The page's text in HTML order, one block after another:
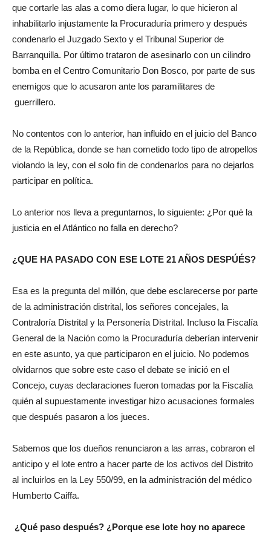
que cortarle las alas a como diera lugar, lo que hicieron al
inhabilitarlo injustamente la Procuraduría primero y después
condenarlo el Juzgado Sexto y el Tribunal Superior de
Barranquilla. Por último trataron de asesinarlo con un cilindro
bomba en el Centro Comunitario Don Bosco, por parte de sus
enemigos que lo acusaron ante los paramilitares de
guerrillero.
No contentos con lo anterior, han influido en el juicio del Banco
de la República, donde se han cometido todo tipo de atropellos
violando la ley, con el solo fin de condenarlos para no dejarlos
participar en política.
Lo anterior nos lleva a preguntarnos, lo siguiente: ¿Por qué la
justicia en el Atlántico no falla en derecho?
¿QUE HA PASADO CON ESE LOTE 21 AÑOS DESPÚÉS?
Esa es la pregunta del millón, que debe esclarecerse por parte
de la administración distrital, los señores concejales, la
Contraloría Distrital y la Personería Distrital. Incluso la Fiscalía
General de la Nación como la Procuraduría deberían intervenir
en este asunto, ya que participaron en el juicio. No podemos
olvidarnos que sobre este caso el debate se inició en el
Concejo, cuyas declaraciones fueron tomadas por la Fiscalía
quién al supuestamente investigar hizo acusaciones formales
que después pasaron a los jueces.
Sabemos que los dueños renunciaron a las arras, cobraron el
anticipo y el lote entro a hacer parte de los activos del Distrito
al incluirlos en la Ley 550/99, en la administración del médico
Humberto Caiffa.
¿Qué paso después? ¿Porque ese lote hoy no aparece